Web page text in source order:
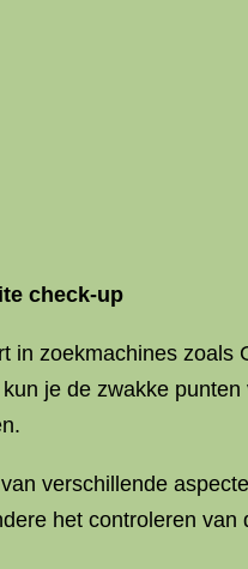
check-up
in zoekmachines
je de zwakke
verschillende
het controleren